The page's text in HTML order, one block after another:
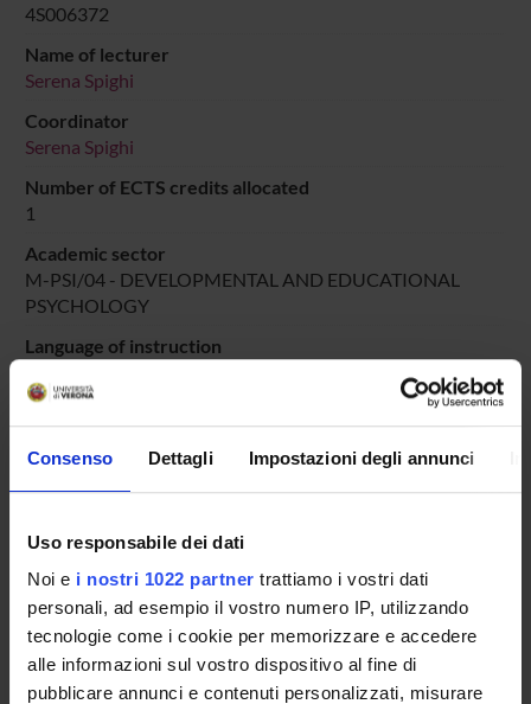
Consenso Dettagli Impostazioni degli annunci
Uso responsabile dei dati
Noi e i nostri 1022 partner trattiamo i vostri dati
personali, ad esempio il vostro numero IP, utilizzando
tecnologie come i cookie per memorizzare e accedere
alle informazioni sul vostro dispositivo al fine di
pubblicare annunci e contenuti personalizzati, misurare
4S006372
Name of lecturer
Serena Spighi
Coordinator
Serena Spighi
Number of ECTS credits allocated
1
Academic sector
M-PSI/04 - DEVELOPMENTAL AND EDUCATIONAL
PSYCHOLOGY
Language of instruction
Course news
Seminars related to the course
LESSON TIMETABLE
Go to lesson schedule